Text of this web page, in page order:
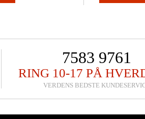
7583 9761
RING 10-17 PÅ
VERDENS BEDSTE